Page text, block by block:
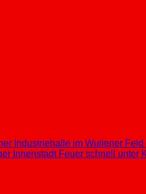
Industriehalle im Wullener
Innenstadt Feuer schnell unter